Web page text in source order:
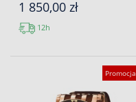
1 850,00 zł
12h
Promocja